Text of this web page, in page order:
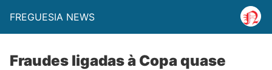
FREGUESIA NEWS
Fraudes ligadas à Copa quase